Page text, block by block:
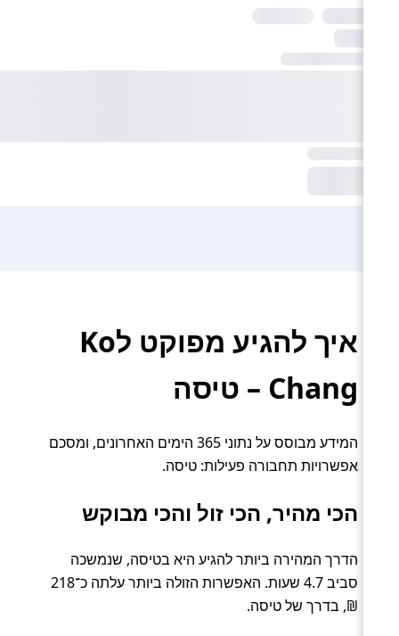
איך להגיע מפוקט לKo
Chang – טיסה
המידע מבוסס על נתוני 365 הימים האחרונים, ומסכם
אפשרויות תחבורה פעילות: טיסה.
הכי מהיר, הכי זול והכי מבוקש
הדרך המהירה ביותר להגיע היא בטיסה, שנמשכה
סביב 4.7 שעות. האפשרות הזולה ביותר עלתה כ־218
₪, בדרך של טיסה.